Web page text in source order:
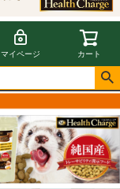
マイページ カート